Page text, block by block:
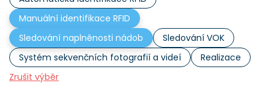
Manuální identifikace RFID
Sledování naplněnosti nádob
Sledování VOK
Systém sekvenčních fotografií a videí
Realizace
Zrušit výběr